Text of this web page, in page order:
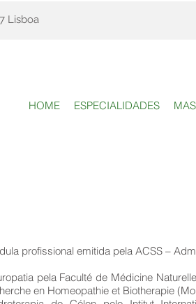
Lisboa
HOME ESPECIALIDADES
profissional emitida pela ACSS –
pela Faculté de Médicine
en Homeopathie et Biotherapie